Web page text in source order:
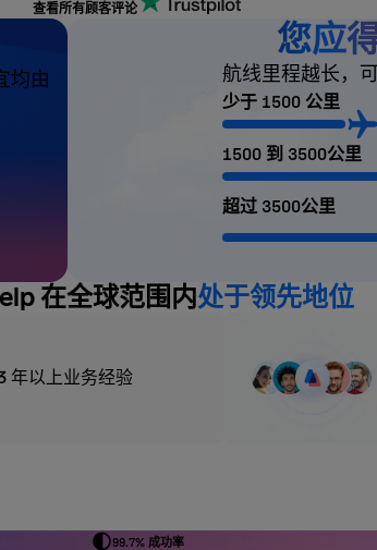
查看所有顾客评论
均由
您应
航线里程越长，
少于 1500 公里
1500 到 3500公里
超过 3500公里
在全球范围内处于领先地位
年以上业务经验
99.7% 成功率